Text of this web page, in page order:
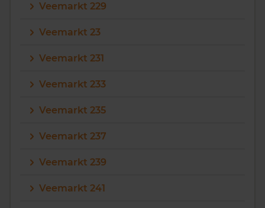
Veemarkt 229
Veemarkt 23
Veemarkt 231
Veemarkt 233
Veemarkt 235
Veemarkt 237
Veemarkt 239
Veemarkt 241